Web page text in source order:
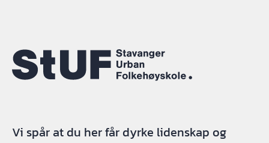
Vi spår at du her får dyrke lidenskap og